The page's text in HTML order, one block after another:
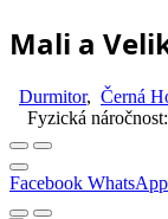
Mali a
Durmitor, Černá
Fyzická
Facebook WhatsApp